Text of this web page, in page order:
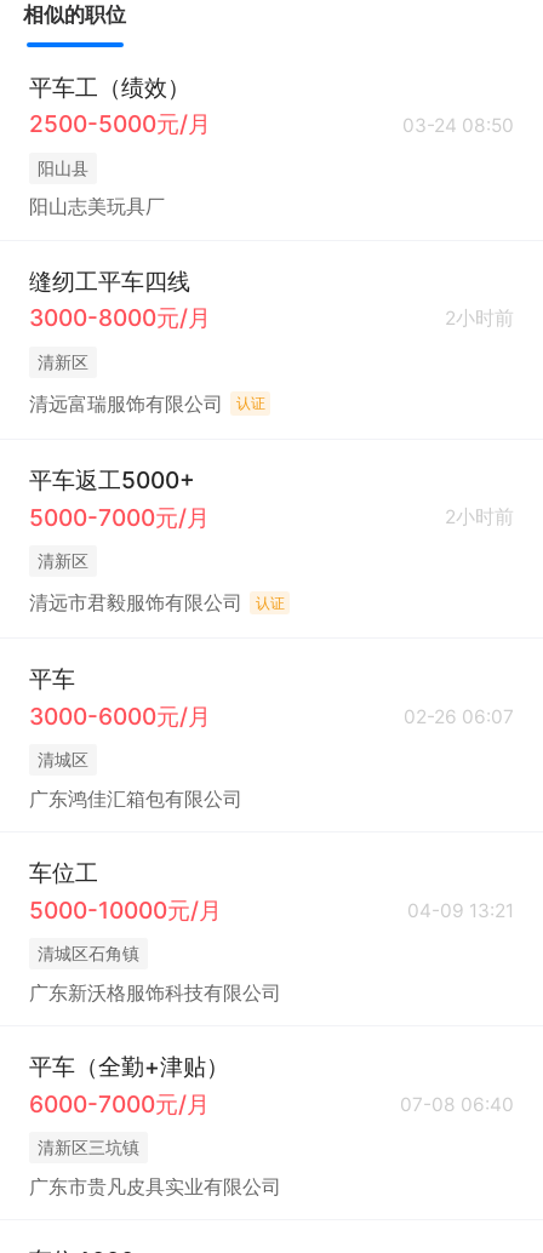
相似的职位
平车工（绩效）
2500-5000元/月
03-24 08:50
阳山县
阳山志美玩具厂
缝纫工平车四线
3000-8000元/月
2小时前
清新区
清远富瑞服饰有限公司 认证
平车返工5000+
5000-7000元/月
2小时前
清新区
清远市君毅服饰有限公司 认证
平车
3000-6000元/月
02-26 06:07
清城区
广东鸿佳汇箱包有限公司
车位工
5000-10000元/月
04-09 13:21
清城区石角镇
广东新沃格服饰科技有限公司
平车（全勤+津贴）
6000-7000元/月
07-08 06:40
清新区三坑镇
广东市贵凡皮具实业有限公司